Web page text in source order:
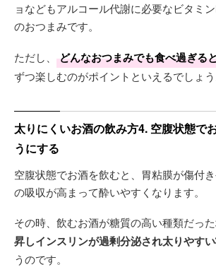
ョなどもアルコール代謝に必要なビタミ
のおつまみです。
ただし、 どんなおつまみでも食べ過ぎる
ずつ楽しむのがポイントといえるでしょう
太りにくいお酒の飲み方4. 空腹状態で
うにする
空腹状態でお酒を飲むと、胃粘膜が傷付
の吸収が高まって酔いやすくなります。
その時、飲むお酒が糖質の高い種類だった
昇しインスリンが過剰分泌され太りやす
うのです。